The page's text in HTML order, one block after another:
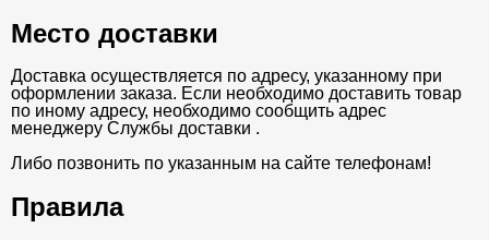
Место доставки
Доставка осуществляется по адресу, указанному при
оформлении заказа. Если необходимо доставить товар
по иному адресу, необходимо сообщить адрес
менеджеру Службы доставки .
Либо позвонить по указанным на сайте телефонам!
Правила